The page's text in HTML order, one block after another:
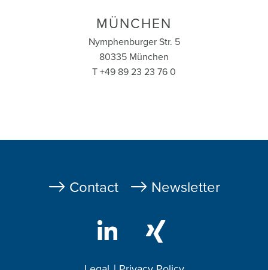
MÜNCHEN
Nymphenburger Str. 5
80335 München
T +49 89 23 23 76 0
Fußzeile
Contact Newsletter